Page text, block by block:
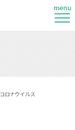
menu
ロナウイルス